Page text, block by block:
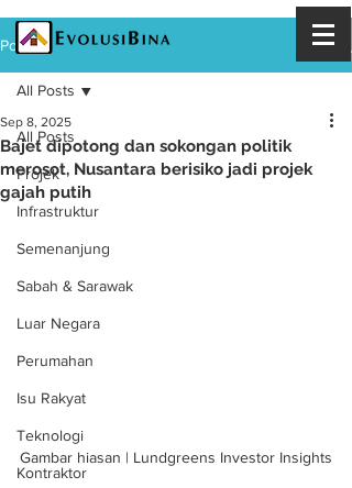
Post
All Posts
Projek
Infrastruktur
Semenanjung
Sabah & Sarawak
Luar Negara
Perumahan
Isu Rakyat
Teknologi
Kontraktor
All Posts
Bajet dipotong dan sokongan politik
merosot, Nusantara berisiko jadi projek
gajah putih
Sep 8, 2025
Gambar hiasan | Lundgreens Investor Insights